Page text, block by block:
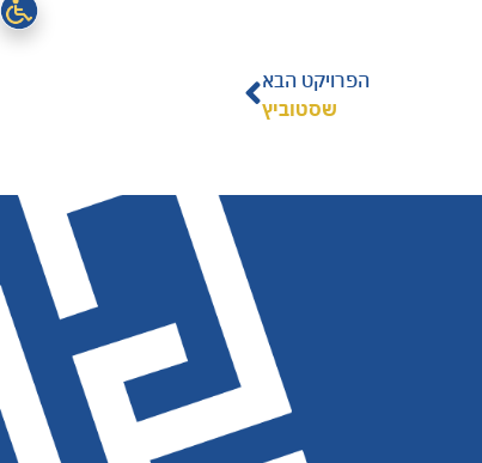
הפרויקט הבא
שסטוביץ